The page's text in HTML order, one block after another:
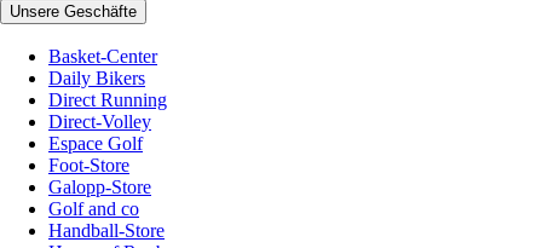
Unsere Geschäfte
Basket-Center
Daily Bikers
Direct Running
Direct-Volley
Espace Golf
Foot-Store
Galopp-Store
Golf and co
Handball-Store